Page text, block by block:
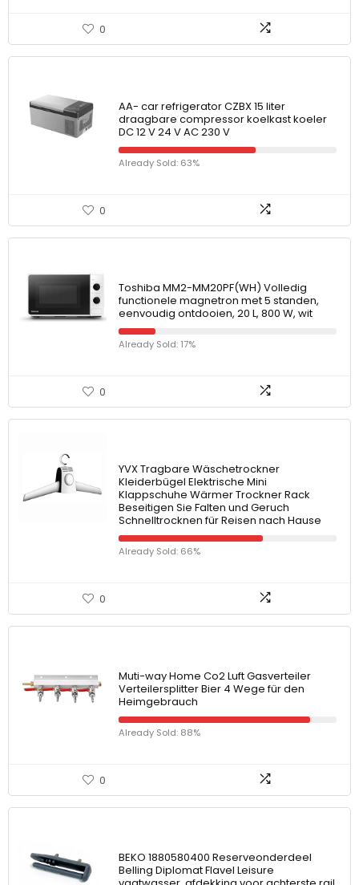
0
AA- car refrigerator CZBX 15 liter
draagbare compressor koelkast koeler
DC 12 V 24 V AC 230 V
Already Sold: 63%
0
Toshiba MM2-MM20PF(WH) Volledig
functionele magnetron met 5 standen,
eenvoudig ontdooien, 20 L, 800 W, wit
Already Sold: 17%
0
YVX Tragbare Wäschetrockner
Kleiderbügel Elektrische Mini
Klappschuhe Wärmer Trockner Rack
Beseitigen Sie Falten und Geruch
Schnelltrocknen für Reisen nach Hause
Already Sold: 66%
0
Muti-way Home Co2 Luft Gasverteiler
Verteilersplitter Bier 4 Wege für den
Heimgebrauch
Already Sold: 88%
0
BEKO 1880580400 Reserveonderdeel
Belling Diplomat Flavel Leisure